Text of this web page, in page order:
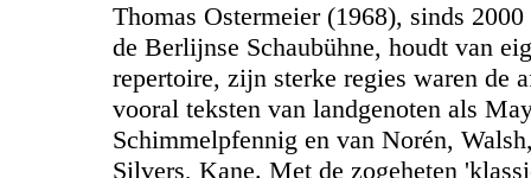
Thomas Ostermeier (1968), sinds
de Berlijnse Schaubühne, houdt van
repertoire, zijn sterke regies waren de
vooral teksten van landgenoten als
Schimmelpfennig en van Norén,
Silvers, Kane. Met de zogeheten